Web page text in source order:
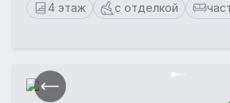
4 этаж с отделкой